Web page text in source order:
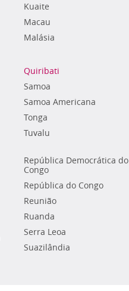
Kuaite
Macau
Malásia
Quiribati
Samoa
Samoa Americana
Tonga
Tuvalu
República Democrática do
Congo
República do Congo
Reunião
Ruanda
Serra Leoa
Suazilândia